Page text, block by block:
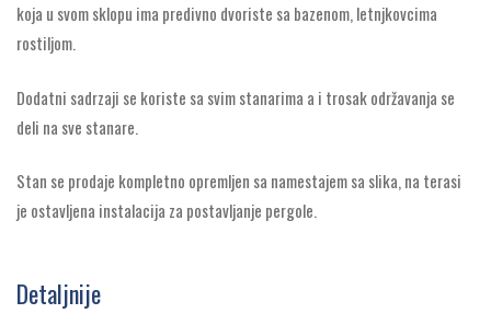
koja u svom sklopu ima predivno dvoriste sa bazenom, letnjkovcima
rostiljom.
Dodatni sadrzaji se koriste sa svim stanarima a i trosak održavanja se
deli na sve stanare.
Stan se prodaje kompletno opremljen sa namestajem sa slika, na terasi
je ostavljena instalacija za postavljanje pergole.
Detaljnije